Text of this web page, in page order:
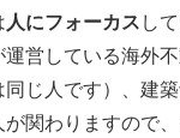
人にフォーカス し
営している海外不
じ人です）、建築
関わりますので